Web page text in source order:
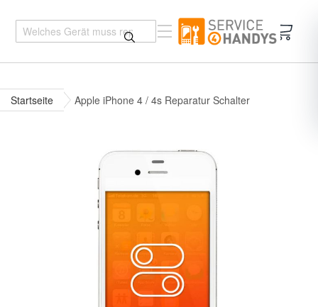
Startseite Apple iPhone 4 / 4s Reparatur Schalter